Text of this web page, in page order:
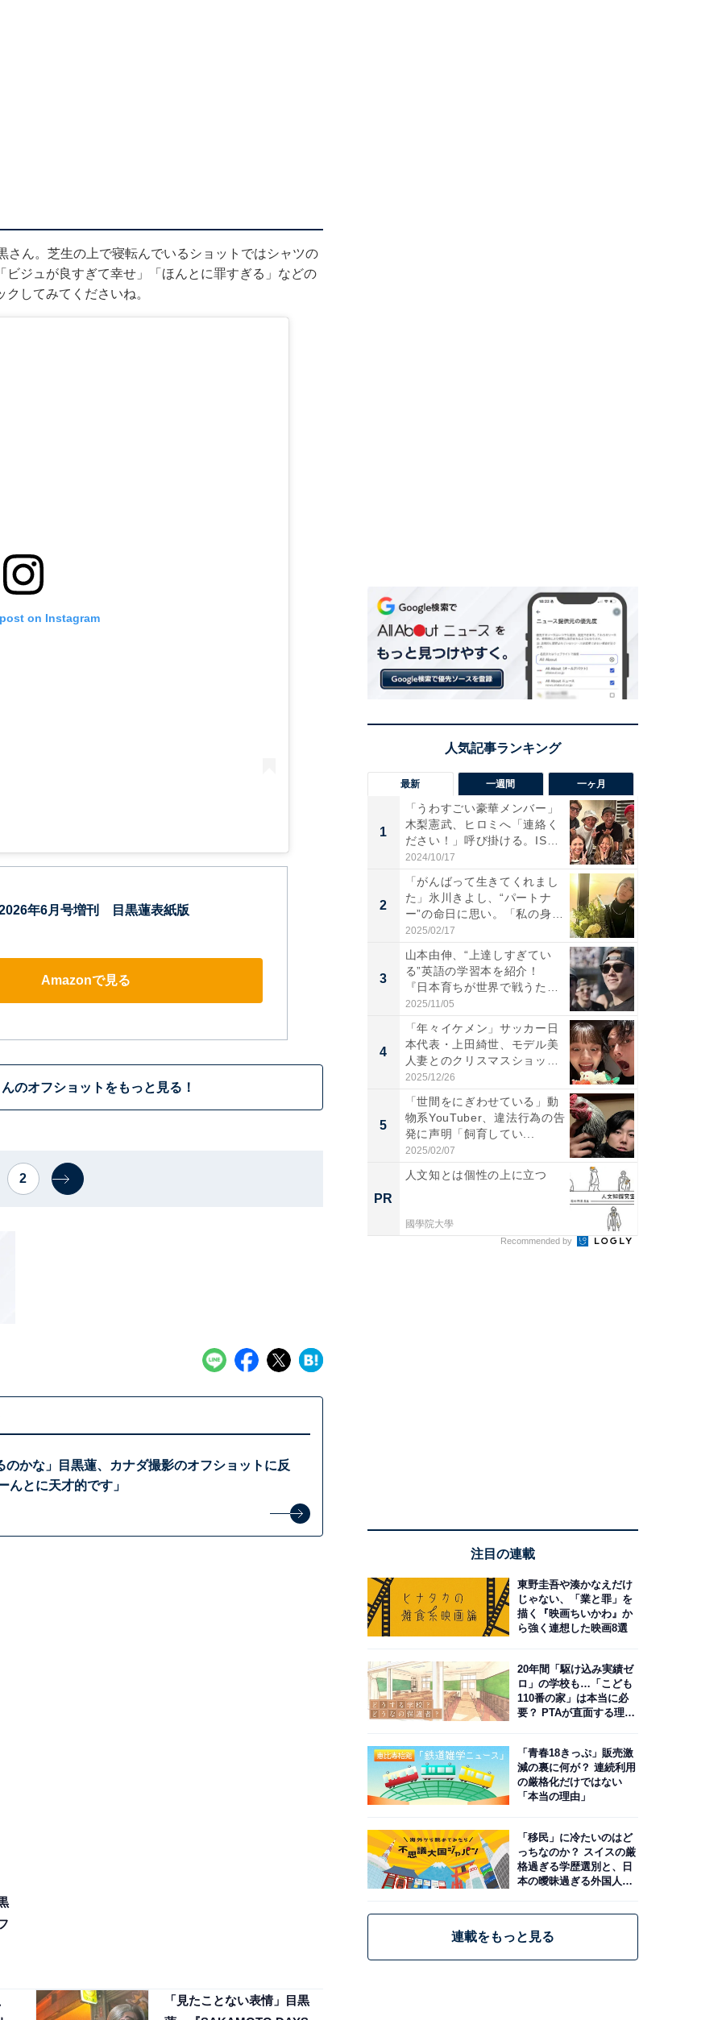
ん。芝生の上で寝転んでいるショットではシャツの
ジュが良すぎて幸せ」「ほんとに罪すぎる」などの
してみてくださいね。
on Instagram
年6月号増刊 目黒蓮表紙版
Amazonで見る
んのオフショットをもっと見る！
2
のかな」目黒蓮、カナダ撮影のオフショットに反
んとに天才的です」
「見たことない表情」目黒
最新 一週間 一ヶ月
1
「うわすごい豪華メンバー」
木梨憲武、ヒロミへ「連絡く
ださい！」呼び掛ける。IS
S...
2024/10/17
2
「がんばって生きてくれまし
た」氷川きよし、“パートナ
ー”の命日に思い。「私の身
体...
2025/02/17
3
山本由伸、“上達しすぎてい
る”英語の学習本を紹介！
『日本育ちが世界で戦うため
の...
2025/11/05
4
「年々イケメン」サッカー日
本代表・上田綺世、モデル美
人妻とのクリスマスショット
に...
2025/12/26
5
「世間をにぎわせている」動
物系YouTuber、違法行為の告
発に声明「飼育してい...
2025/02/07
PR
人文知とは個性の上に立つ
國學院大學
Recommended by
注目の連載
東野圭吾や湊かなえだけ
じゃない、「業と罪」を
描く『映画ちいかわ』か
ら強く連想した映画8選
20年間「駆け込み実績ゼ
ロ」の学校も…「こども
110番の家」は本当に必
要？ PTAが直面する理想
「青春18きっぷ」販売激
減の裏に何が？ 連続利用
の厳格化だけではない
「本当の理由」
「移民」に冷たいのはど
っちなのか？ スイスの厳
格過ぎる学歴選別と、日
本の曖昧過ぎる外国人政
連載をもっと見る